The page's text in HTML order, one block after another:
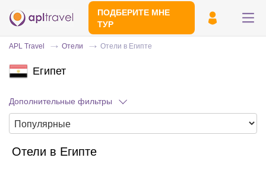
ПОДБЕРИТЕ МНЕ
ТУР
APL Travel Отели Отели в Египте
Египет
Дополнительные фильтры
Отели в Египте